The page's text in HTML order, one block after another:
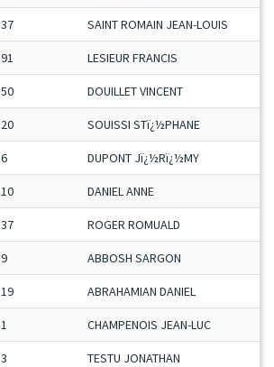
37 SAINT ROMAIN JEAN-LOUIS
91 LESIEUR FRANCIS
50 DOUILLET VINCENT
20 SOUISSI STï¿½PHANE
6 DUPONT Jï¿½Rï¿½MY
10 DANIEL ANNE
37 ROGER ROMUALD
9 ABBOSH SARGON
19 ABRAHAMIAN DANIEL
1 CHAMPENOIS JEAN-LUC
3 TESTU JONATHAN